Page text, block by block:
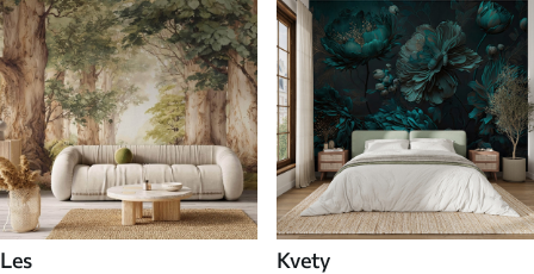
Les Kvety